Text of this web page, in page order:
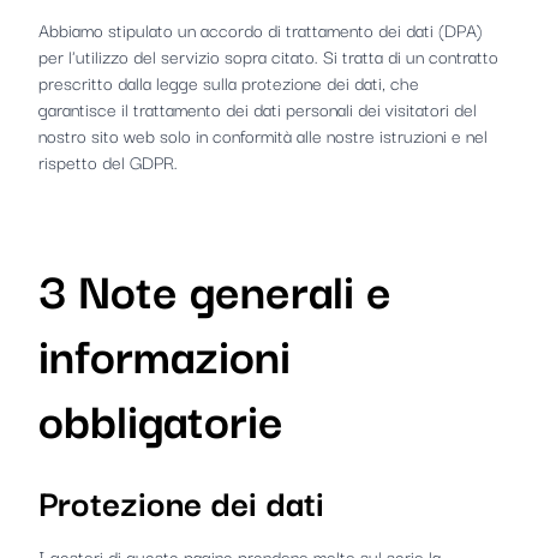
Abbiamo stipulato un accordo di trattamento dei dati (DPA)
per l'utilizzo del servizio sopra citato. Si tratta di un contratto
prescritto dalla legge sulla protezione dei dati, che
garantisce il trattamento dei dati personali dei visitatori del
nostro sito web solo in conformità alle nostre istruzioni e nel
rispetto del GDPR.
3 Note generali e
informazioni
obbligatorie
Protezione dei dati